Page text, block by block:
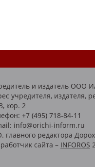
и издатель ООО
учредителя, издателя,
кор. 2
+7 (495) 718-84-11
info@orichi-inform.ru
главного редактора
сайта – INFOROS